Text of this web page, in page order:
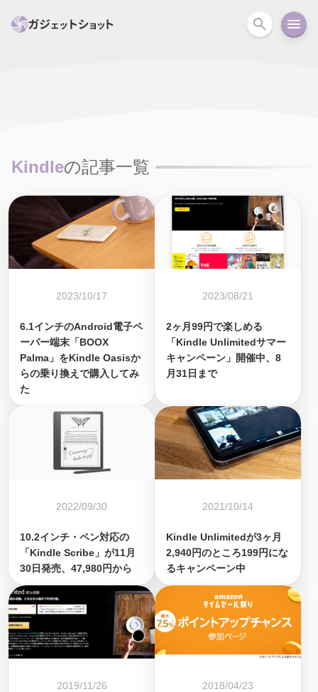
ニュース オーディオ
Kindleの記事一覧
2023/10/17
6.1インチのAndroid電子ペ
ーパー端末「BOOX
Palma」をKindle Oasisか
らの乗り換えで購入してみ
た
2023/08/21
2ヶ月99円で楽しめる
「Kindle Unlimitedサマー
キャンペーン」開催中、8
月31日まで
2022/09/30
10.2インチ・ペン対応の
「Kindle Scribe」が11月
30日発売、47,980円から
2021/10/14
Kindle Unlimitedが3ヶ月
2,940円のところ199円にな
るキャンペーン中
2019/11/26 2018/04/23